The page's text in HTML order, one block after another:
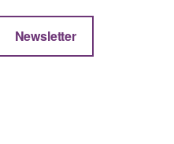
Newsletter